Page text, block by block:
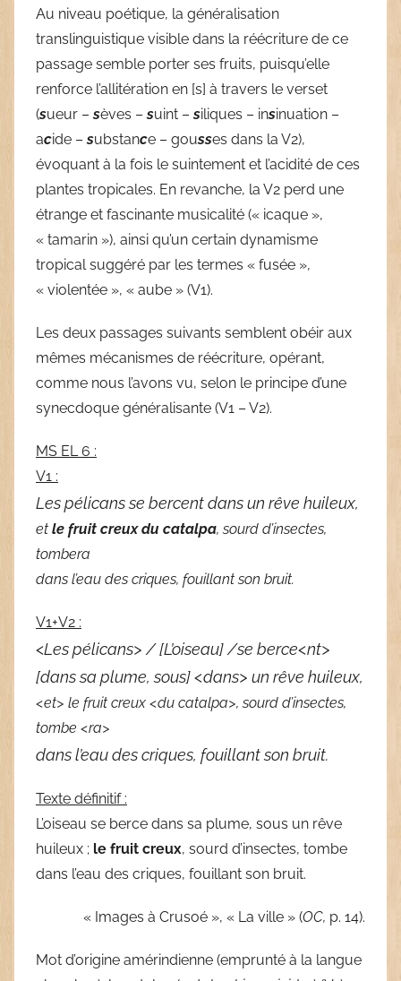
Au niveau poétique, la généralisation
translinguistique visible dans la réécriture de ce
passage semble porter ses fruits, puisqu’elle
renforce l’allitération en [s] à travers le verset
(sueur –sèves –suint –siliques – insinuation –
acide –substance – gousses dans la V2),
évoquant à la fois le suintement et l’acidité de ces
plantes tropicales. En revanche, la V2 perd une
étrange et fascinante musicalité (« icaque »,
« tamarin »), ainsi qu’un certain dynamisme
tropical suggéré par les termes « fusée »,
« violentée », « aube » (V1).
Les deux passages suivants semblent obéir aux
mêmes mécanismes de réécriture, opérant,
comme nous l’avons vu, selon le principe d’une
synecdoque généralisante (V1 – V2).
MS EL 6 :
V1 :
Les pélicans se bercent dans un rêve huileux,
et le fruit creux du catalpa, sourd d’insectes,
tombera
dans l’eau des criques, fouillant son bruit.
V1+V2 :
<Les pélicans> / [L’oiseau] /se berce<nt>
[dans sa plume, sous] <dans> un rêve huileux,
<et> le fruit creux <du catalpa>, sourd d’insectes,
tombe <ra>
dans l’eau des criques, fouillant son bruit.
Texte définitif :
L’oiseau se berce dans sa plume, sous un rêve
huileux ; le fruit creux, sourd d’insectes, tombe
dans l’eau des criques, fouillant son bruit.
« Images à Crusoé », « La ville » (OC, p. 14).
Mot d’origine amérindienne (emprunté à la langue